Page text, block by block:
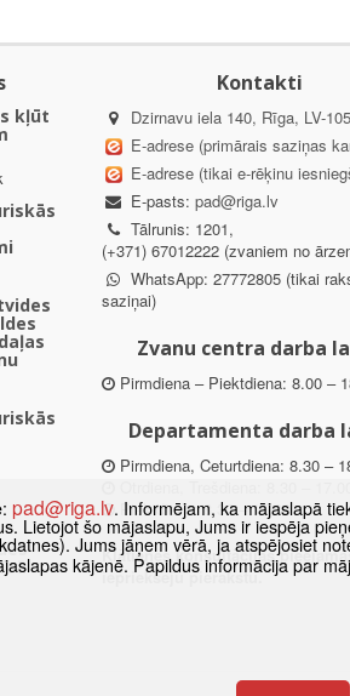
kļūt
Kontakti
Dzirnavu iela 140, Rīga, LV-
E-adrese (primārais saziņas
E-adrese (tikai e-rēķinu
E-pasts: pad@riga.lv
Tālrunis: 1201,
(+371) 67012222 (zvaniem no
WhatsApp: 27772805 (tikai
saziņai)
Zvanu centra darba
Pirmdiena – Piektdiena: 8.00 –
Departamenta darba
Pirmdiena, Ceturtdiena: 8.30 –
Piektdiena: 8.30 – 15.00
Klātienes konsultācijas
iepriekšēju pierakstu.
pad@riga.lv. Informējam, ka mājaslapā
Lietojot šo mājaslapu, Jums ir iespēja
Jums jāņem vērā, ja atspējosiet
kājenē. Papildus informācija par